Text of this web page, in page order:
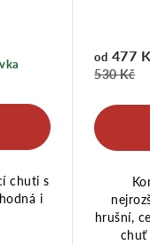
chuti s
i
od 477
530 Kč
hrušní,
chuť